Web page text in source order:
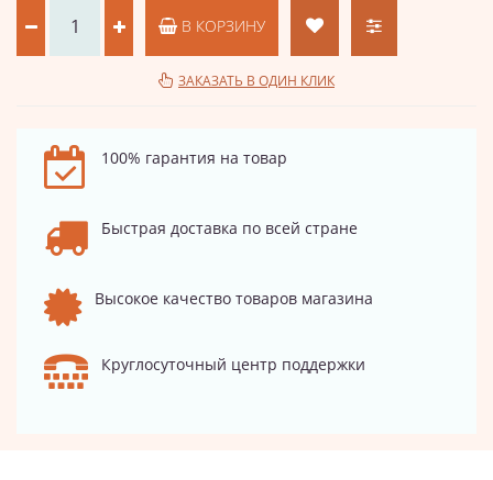
В КОРЗИНУ
ЗАКАЗАТЬ В ОДИН КЛИК
100% гарантия на товар
Быстрая доставка по всей стране
Высокое качество товаров магазина
Круглосуточный центр поддержки